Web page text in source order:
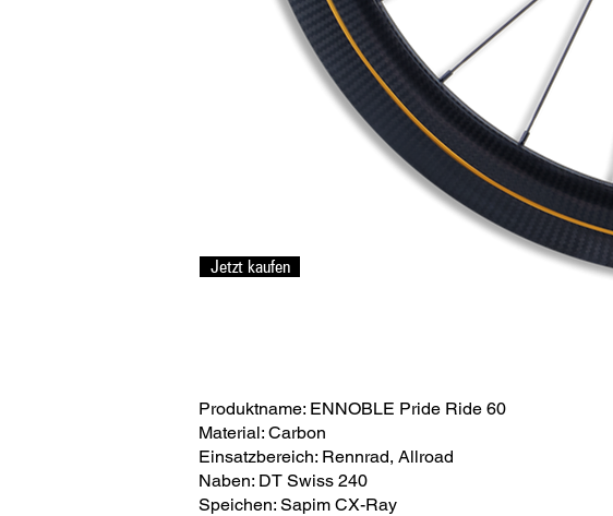
Jetzt kaufen
Produktname: ENNOBLE Pride Ride 60
Material: Carbon
Einsatzbereich: Rennrad, Allroad
Naben: DT Swiss 240
Speichen: Sapim CX-Ray